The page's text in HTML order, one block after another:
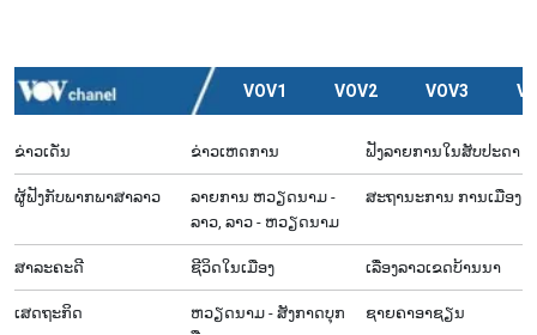
VOV1 VOV2 VOV3
ຂ່າວເດັ່ນ ຂ່າວເຫດການ ຟັງລາຍການໃນສັບປະດາ
ຜູ້​ຟັງ​ກັບ​ພາກ​ພາ​ສາ​ລາວ
ລາຍ​ການ ຫວຽດນາມ -
ລາວ, ລາວ - ຫວຽດນາມ
ສະຖານະການ ການເມືອງ
ສາລະຄະດີ ຊີ​ວິດ​ໃນ​ເມືອງ ເລື່ອງ​ລາວ​ເ​ຂດ​ບ້ານ​ນາ
ເສດຖະກິດ
ຫວຽດ​ນາມ - ສັງ​ກາດ​ບຸກ​
ຊາຍຄາອາຊຽນ